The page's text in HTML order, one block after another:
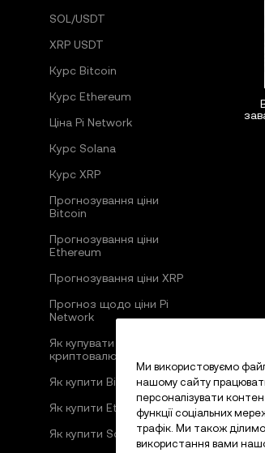
SOL/USDT
XRP USDT
Курс Bitcoin
Курс Ethereum
Ціна Pi Network
Курс Solana
Курс XRP
Прогнозування ціни
Bitcoin
Прогнозування ціни
Ethereum
Прогнозування ціни XRP
Прогноз щодо ціни Pi
Network
Як купувати
криптовалюту
Як купити Bitcoin
Як купити Ethereum
Як купити Solana
Ми використовуємо
нашому сайту
персоналізувати
функції соціальних
трафік. Ми також
використання вами